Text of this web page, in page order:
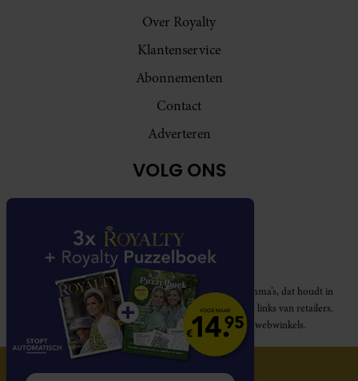
Over Royalty
Klantenservice
Abonnementen
Contact
Adverteren
VOLG ONS
Royalty participeert in diverse affiliate marketing programma’s, dat houdt in
dat Royalty commissies ontvangt voor aankopen middels links van retailers.
Deze website wordt niet gesponsord door de genoemde webwinkels.